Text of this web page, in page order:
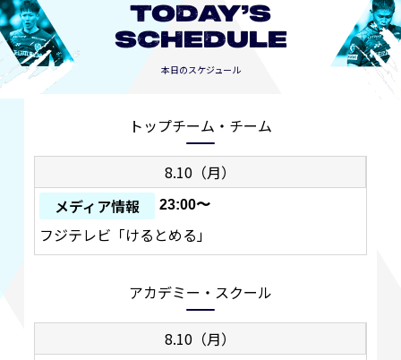
TODAY’S
SCHEDULE
本日のスケジュール
トップチーム・チーム
8.10（月）
メディア情報
23:00〜
フジテレビ「けるとめる」
アカデミー・スクール
8.10（月）